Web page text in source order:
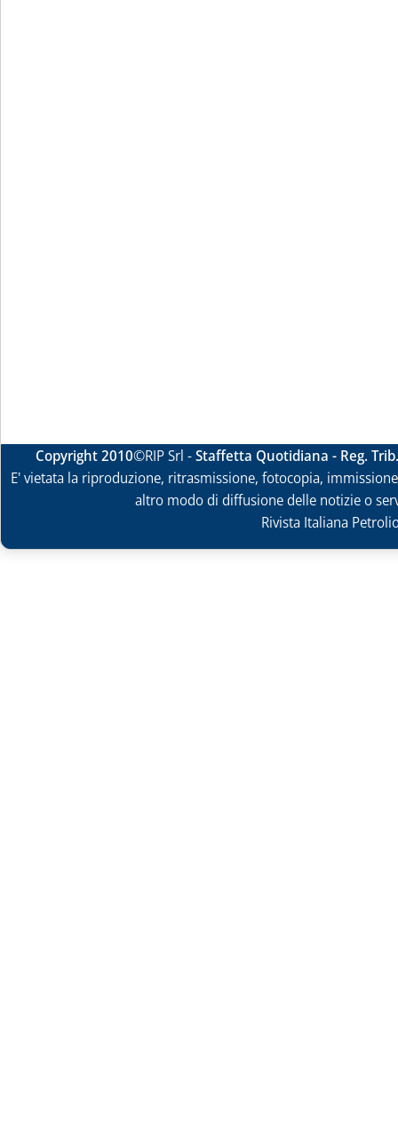
Copyright 2010©RIP Srl -Staffetta Quotidiana - Reg.
E' vietata la riproduzione, ritrasmissione, fotocopia,
altro modo di diffusione delle notizie o
Rivista Italiana